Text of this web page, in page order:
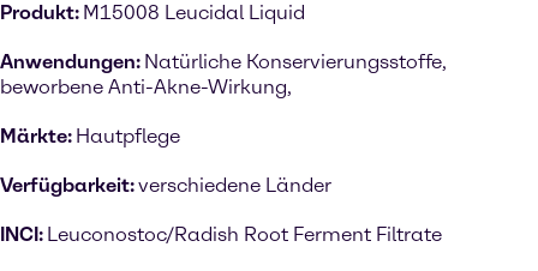
Produkt: M15008 Leucidal Liquid
Anwendungen: Natürliche Konservierungsstoffe,
beworbene Anti-Akne-Wirkung,
Märkte: Hautpflege
Verfügbarkeit:verschiedene Länder
INCI: Leuconostoc/Radish Root Ferment Filtrate